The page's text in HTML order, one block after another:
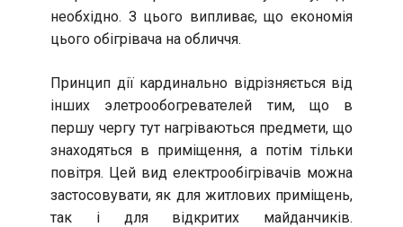
необхідно. З цього випливає, що економія
цього обігрівача на обличчя.
Принцип дії кардинально відрізняється від
інших элетрообогревателей тим, що в
першу чергу тут нагріваються предмети, що
знаходяться в приміщення, а потім тільки
повітря. Цей вид електрообігрівачів можна
застосовувати, як для житлових приміщень,
так і для відкритих майданчиків.